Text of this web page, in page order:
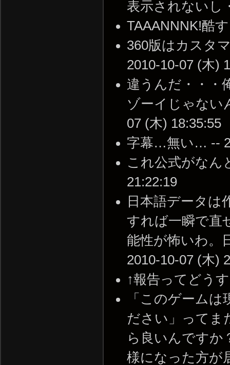
表示されないし
TAAANNNK!酷
360版はカスタ
2010-10-07 (木)
違うんだ・・・
ゾーイじゃない
07 (木) 18:35:55
字幕…無い… --
これ公式がなん
21:22:19
日本語データは
すれば一瞬で直
能性が怖いわ。
2010-10-07 (木)
↑報告ってどう
「このゲーム
ださい」ってま
ら良いんですか
様になった方が